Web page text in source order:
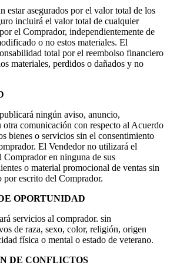
estar asegurados por el valor total de los
incluirá el valor total de cualquier
el Comprador, independientemente de
o no estos materiales. El
total por el reembolso financiero
materiales, perdidos o dañados y no
ningún aviso, anuncio,
otra comunicación con respecto al Acuerdo
bienes o servicios sin el consentimiento
El Vendedor no utilizará el
en ninguna de sus
o material promocional de ventas sin
escrito del Comprador.
OPORTUNIDAD
servicios al comprador. sin
de raza, sexo, color, religión, origen
física o mental o estado de veterano.
DE CONFLICTOS